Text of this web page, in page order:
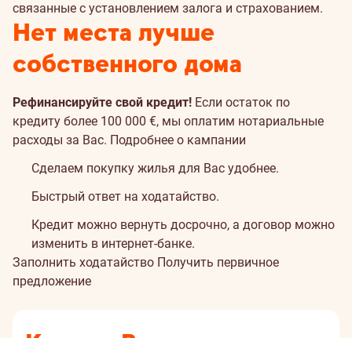
связанные с установлением залога и страхованием.
Нет места лучше
собственного дома
Рефинансируйте свой кредит! Если остаток по
кредиту более 100 000 €, мы оплатим нотариальные
расходы за Вас. Подробнее о кампании
Сделаем покупку жилья для Вас удобнее.
Быстрый ответ на ходатайство.
Кредит можно вернуть досрочно, а договор можно
изменить в интернет-банке.
Заполнить ходатайство Получить первичное
предложение